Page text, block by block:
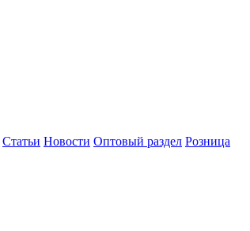
Статьи Новости Оптовый раздел Розница